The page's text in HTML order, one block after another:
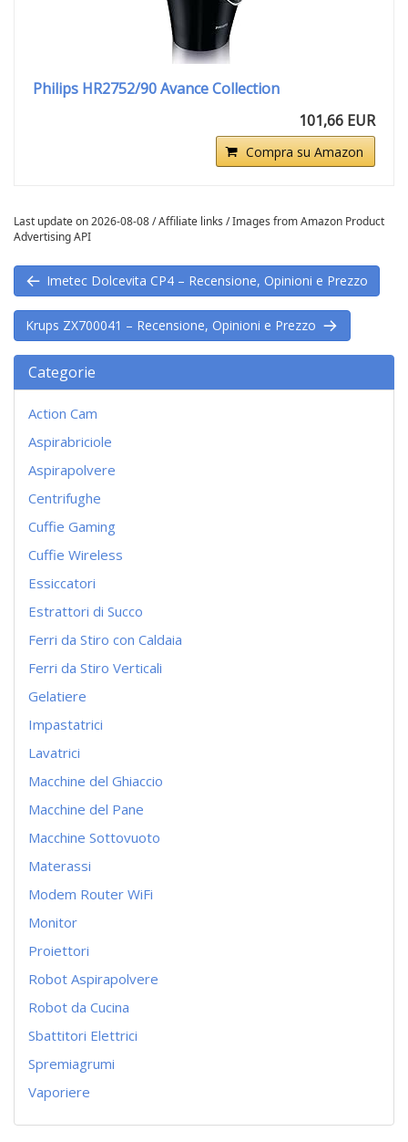
Philips HR2752/90 Avance Collection
101,66 EUR
Compra su Amazon
Last update on 2026-08-08 / Affiliate links / Images from Amazon Product
Advertising API
Imetec Dolcevita CP4 – Recensione, Opinioni e Prezzo
Krups ZX700041 – Recensione, Opinioni e Prezzo
Categorie
Action Cam
Aspirabriciole
Aspirapolvere
Centrifughe
Cuffie Gaming
Cuffie Wireless
Essiccatori
Estrattori di Succo
Ferri da Stiro con Caldaia
Ferri da Stiro Verticali
Gelatiere
Impastatrici
Lavatrici
Macchine del Ghiaccio
Macchine del Pane
Macchine Sottovuoto
Materassi
Modem Router WiFi
Monitor
Proiettori
Robot Aspirapolvere
Robot da Cucina
Sbattitori Elettrici
Spremiagrumi
Vaporiere